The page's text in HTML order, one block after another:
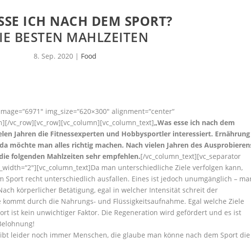
ICH NACH DEM SPORT?
BESTEN MAHLZEITEN
8. Sep. 2020 | Food
img_size=“620×300″ alignment=“center“
vc_row][vc_row][vc_column][vc_column_text]„Was esse ich nach dem
Jahren die Fitnessexperten und Hobbysportler interessiert. Ernährung
möchte man alles richtig machen. Nach vielen Jahren des
folgenden Mahlzeiten sehr empfehlen.[/vc_column_text][vc_separator
man unterschiedliche Ziele verfolgen kann,
Sport recht unterschiedlich ausfallen. Eines ist jedoch unumgänglich –
körperlicher Betätigung, egal in welcher Intensität schreit der
durch die Nahrungs- und Flüssigkeitsaufnahme. Egal welche Ziele
ist kein unwichtiger Faktor. Die Regeneration wird gefördert und es ist
leider noch immer Menschen, die glaube man könne nach dem Sport die